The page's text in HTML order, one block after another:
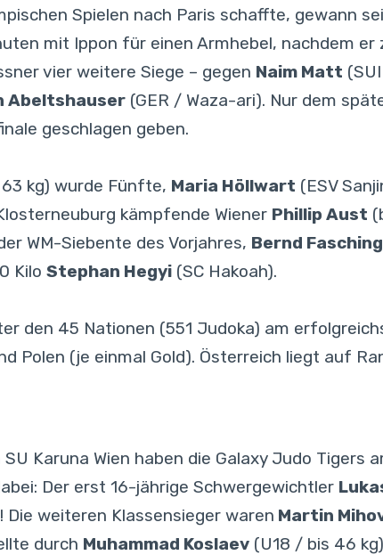
Spielen nach Paris schaffte, gewann
mit Ippon für einen Armhebel, nachdem
vier weitere Siege – gegen Naim Matt
Abeltshauser (GER / Waza-ari). Nur dem
geschlagen geben.
kg) wurde Fünfte, Maria Höllwart (ESV
kämpfende Wiener Phillip Aust
WM-Siebente des Vorjahres, Bernd Fasching
Kilo Stephan Hegyi (SC Hakoah).
den 45 Nationen (551 Judoka) am
Polen (je einmal Gold). Österreich liegt auf
Karuna Wien haben die Galaxy Judo Tigers
Der erst 16-jährige Schwergewichtler
Die weiteren Klassensieger waren Martin
durch Muhammad Koslaev (U18 / bis 46